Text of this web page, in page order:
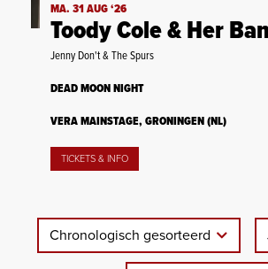
MA. 31 AUG ‘26
Toody Cole & Her
Jenny Don't & The Spurs
DEAD MOON NIGHT
VERA MAINSTAGE, GRONINGEN (NL)
TICKETS & INFO
Chronologisch gesorteerd